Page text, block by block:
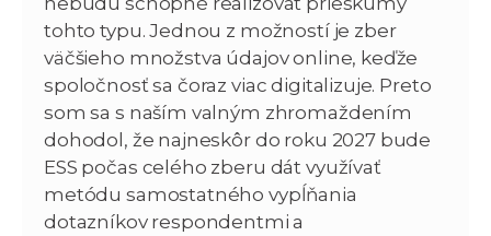
tohto typu. Jednou z možností je zber
väčšieho množstva údajov online, keďže
spoločnosť sa čoraz viac digitalizuje. Preto
som sa s naším valným zhromaždením
dohodol, že najneskôr do roku 2027 bude
ESS počas celého zberu dát využívať
metódu samostatného vypĺňania
dotazníkov respondentmi a